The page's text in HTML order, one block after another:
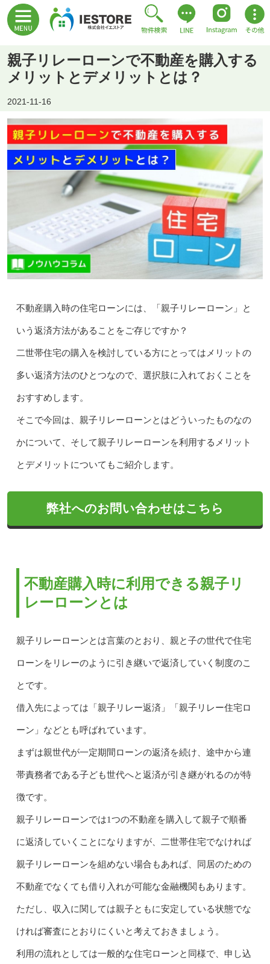
親子リレーローンで不動産を購入する
メリットとデメリットとは？
2021-11-16
不動産購入時の住宅ローンには、「親子リレーローン」と
いう返済方法があることをご存じですか？
二世帯住宅の購入を検討している方にとってはメリットの
多い返済方法のひとつなので、選択肢に入れておくことを
おすすめします。
そこで今回は、親子リレーローンとはどういったものなの
かについて、そして親子リレーローンを利用するメリット
とデメリットについてもご紹介します。
弊社へのお問い合わせはこちら
不動産購入時に利用できる親子リ
レーローンとは
親子リレーローンとは言葉のとおり、親と子の世代で住宅
ローンをリレーのように引き継いで返済していく制度のこ
とです。
借入先によっては「親子リレー返済」「親子リレー住宅ロ
ーン」などとも呼ばれています。
まずは親世代が一定期間ローンの返済を続け、途中から連
帯責務者である子ども世代へと返済が引き継がれるのが特
徴です。
親子リレーローンでは1つの不動産を購入して親子で順番
に返済していくことになりますが、二世帯住宅でなければ
親子リレーローンを組めない場合もあれば、同居のための
不動産でなくても借り入れが可能な金融機関もあります。
ただし、収入に関しては親子ともに安定している状態でな
ければ審査にとおりにくいと考えておきましょう。
利用の流れとしては一般的な住宅ローンと同様で、申し込